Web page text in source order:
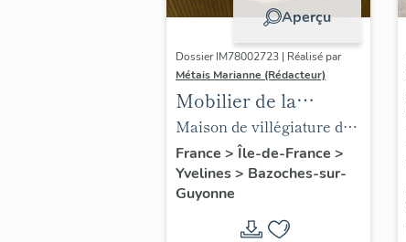
Aperçu
Dossier IM78002723 | Réalisé par
Métais Marianne (Rédacteur)
Mobilier de la
maison Louis Carré
Maison de villégiature dite
maison Louis Carré
France > Île-de-France >
Yvelines> Bazoches-sur-
Guyonne